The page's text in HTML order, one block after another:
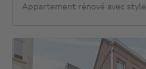
Appartement rénové avec style